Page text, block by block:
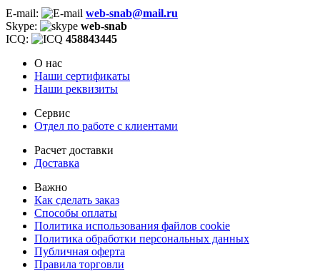
E-mail:
web-snab@mail.ru
Skype:
web-snab
ICQ:
458843445
О нас
Наши сертификаты
Наши реквизиты
Сервис
Отдел по работе с клиентами
Расчет доставки
Доставка
Важно
Как сделать заказ
Способы оплаты
Политика использования файлов cookie
Политика обработки персональных данных
Публичная оферта
Правила торговли